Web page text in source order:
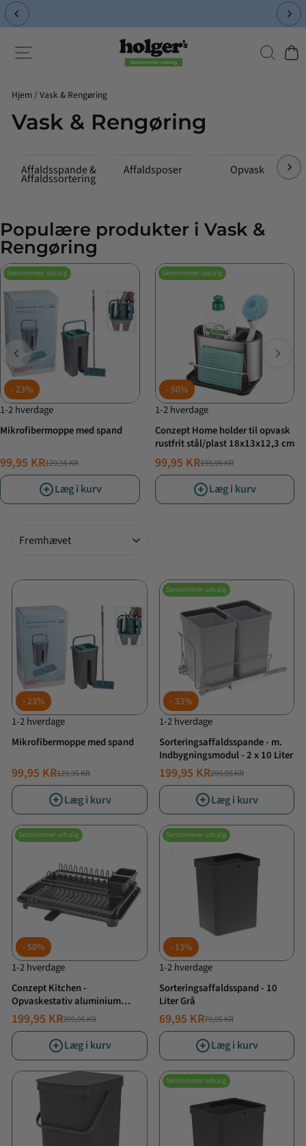
Spring
til
Pause
slideshow
Side-navigation
Søg
Hjem/Vask & Rengøring
Vask & Rengøring
Affaldsspande &
Affaldssortering
Affaldsposer Opvask
Populære produkter i Vask &
Rengøring
Sensommer udsalg
23%
1-2 hverdage
Mikrofibermoppe med spand
NORMALPRIS
129,95 KR
TILBUDSPRIS
99,95 KR
Læg i kurv
Sensommer udsalg
50%
1-2 hverdage
Conzept Home holder til opvask
rustfrit stål/plast 18x13x12,3 cm
NORMALPRIS
199,95 KR
TILBUDSPRIS
99,95 KR
Læg i kurv
23%
1-2 hverdage
Mikrofibermoppe med spand
NORMALPRIS
129,95 KR
TILBUDSPRIS
99,95 KR
Læg i kurv
Sensommer udsalg
33%
1-2 hverdage
Sorteringsaffaldsspande - m.
Indbygningsmodul - 2 x 10 Liter
NORMALPRIS299,95 KR
TILBUDSPRIS
199,95 KR
Læg i kurv
Sensommer udsalg
50%
1-2 hverdage
Conzept Kitchen -
Opvaskestativ aluminium
32x9x44 cm
NORMALPRIS399,95 KR
TILBUDSPRIS
199,95 KR
Læg i kurv
Sensommer udsalg
13%
1-2 hverdage
Sorteringsaffaldsspand - 10
Liter Grå
NORMALPRIS
79,95 KR
TILBUDSPRIS
69,95 KR
Læg i kurv
Sensommer udsalg